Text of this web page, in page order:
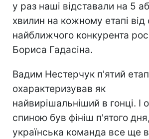
у раз наші відставали на 5
хвилин на кожному етапі від
найближчого конкурента
Бориса Гадасіна.
Вадим Нестерчук п'ятий етап
охарактеризував як
найвирішальніший в гонці. І
спиною був фініш п'ятого дня,
українська команда все ще